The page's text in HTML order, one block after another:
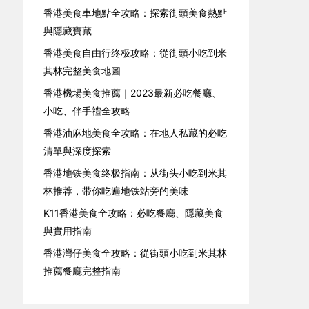
香港美食車地點全攻略：探索街頭美食熱點
與隱藏寶藏
香港美食自由行终极攻略：從街頭小吃到米
其林完整美食地圖
香港機場美食推薦｜2023最新必吃餐廳、
小吃、伴手禮全攻略
香港油麻地美食全攻略：在地人私藏的必吃
清單與深度探索
香港地铁美食终极指南：从街头小吃到米其
林推荐，带你吃遍地铁站旁的美味
K11香港美食全攻略：必吃餐廳、隱藏美食
與實用指南
香港灣仔美食全攻略：從街頭小吃到米其林
推薦餐廳完整指南